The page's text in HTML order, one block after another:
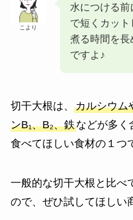
こより
水につける前
で短くカット
煮る時間を長
ですよ♪
切干大根は、 カルシウム
ンB₁、B₂、鉄などが多く
食べてほしい食材の１つ
一般的な切干大根と比べ
ので、ぜひ試してほしい